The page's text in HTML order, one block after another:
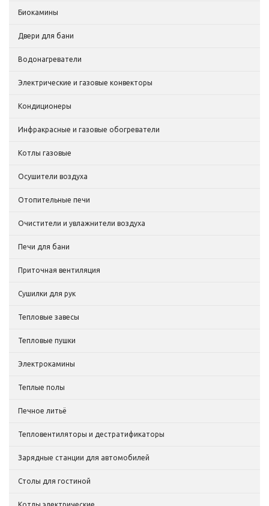
Биокамины
Двери для бани
Водонагреватели
Электрические и газовые конвекторы
Кондиционеры
Инфракрасные и газовые обогреватели
Котлы газовые
Осушители воздуха
Отопительные печи
Очистители и увлажнители воздуха
Печи для бани
Приточная вентиляция
Сушилки для рук
Тепловые завесы
Тепловые пушки
Электрокамины
Теплые полы
Печное литьё
Тепловентиляторы и дестратификаторы
Зарядные станции для автомобилей
Столы для гостиной